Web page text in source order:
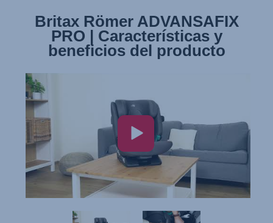
Britax Römer ADVANSAFIX
PRO | Características y
beneficios del producto
Britax Römer ADVANSAFIX
PRO | Instalación de la silla